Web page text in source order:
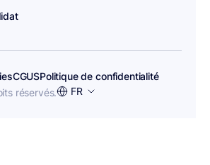
CGUSPolitique de confidentialité
réservés.Choisir
FR